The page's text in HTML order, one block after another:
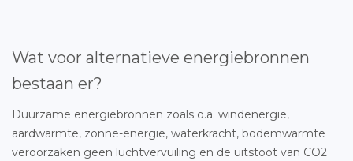
Wat voor alternatieve energiebronnen
bestaan er?
Duurzame energiebronnen zoals o.a. windenergie,
aardwarmte, zonne-energie, waterkracht, bodemwarmte
veroorzaken geen luchtvervuiling en de uitstoot van CO2